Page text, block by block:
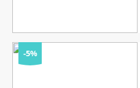
-5%